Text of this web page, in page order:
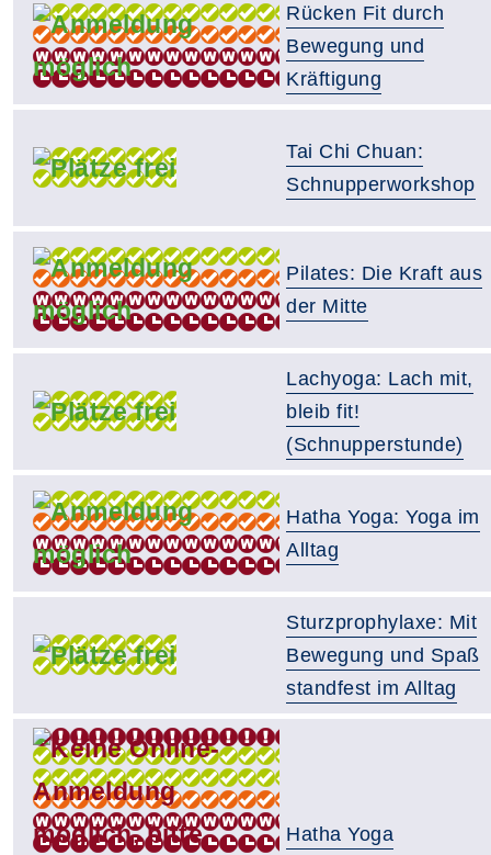
Rücken Fit durch
Bewegung und
Kräftigung
Tai Chi Chuan:
Schnupperworkshop
Pilates: Die Kraft aus
der Mitte
Lachyoga: Lach mit,
bleib fit!
(Schnupperstunde)
Hatha Yoga: Yoga im
Alltag
Sturzprophylaxe: Mit
Bewegung und Spaß
standfest im Alltag
Hatha Yoga